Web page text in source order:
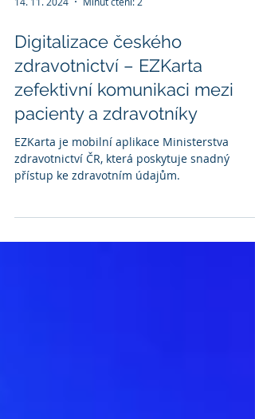
14. 11. 2024 Minut čtení: 2
Digitalizace českého
zdravotnictví – EZKarta
zefektivní komunikaci mezi
pacienty a zdravotníky
EZKarta je mobilní aplikace Ministerstva